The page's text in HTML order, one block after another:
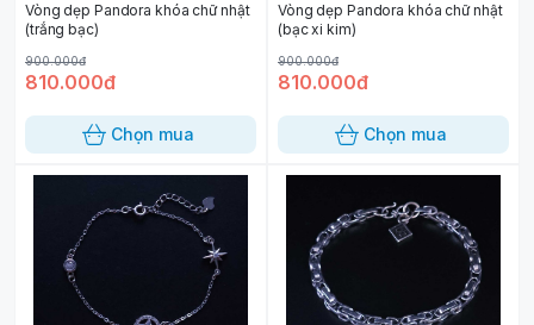
Vòng dẹp Pandora khóa chữ nhật
(trắng bạc)
900.000đ
810.000đ
Chọn mua
Vòng dẹp Pandora khóa chữ nhật
(bạc xi kim)
900.000đ
810.000đ
Chọn mua